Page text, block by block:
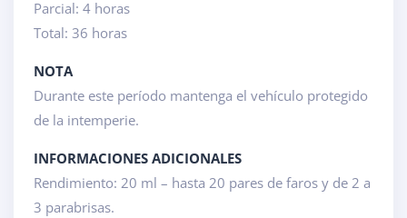
Parcial: 4 horas
Total: 36 horas
NOTA
Durante este período mantenga el vehículo protegido
de la intemperie.
INFORMACIONES ADICIONALES
Rendimiento: 20 ml – hasta 20 pares de faros y de 2 a
3 parabrisas.